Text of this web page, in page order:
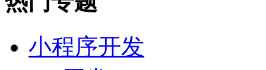
小程序开发